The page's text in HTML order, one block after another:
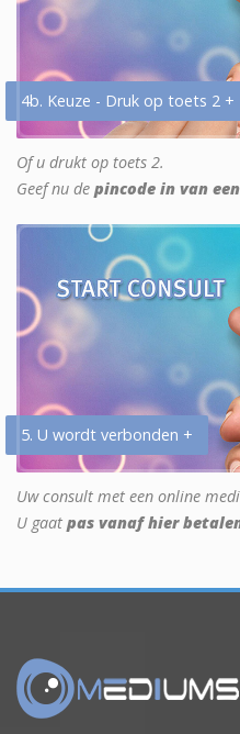
4b. Keuze - Druk op toets 2 +
Of u drukt op toets 2.
Geef nu de pincode in van
5. U wordt verbonden +
Uw consult met een online
U gaat pas vanaf hier